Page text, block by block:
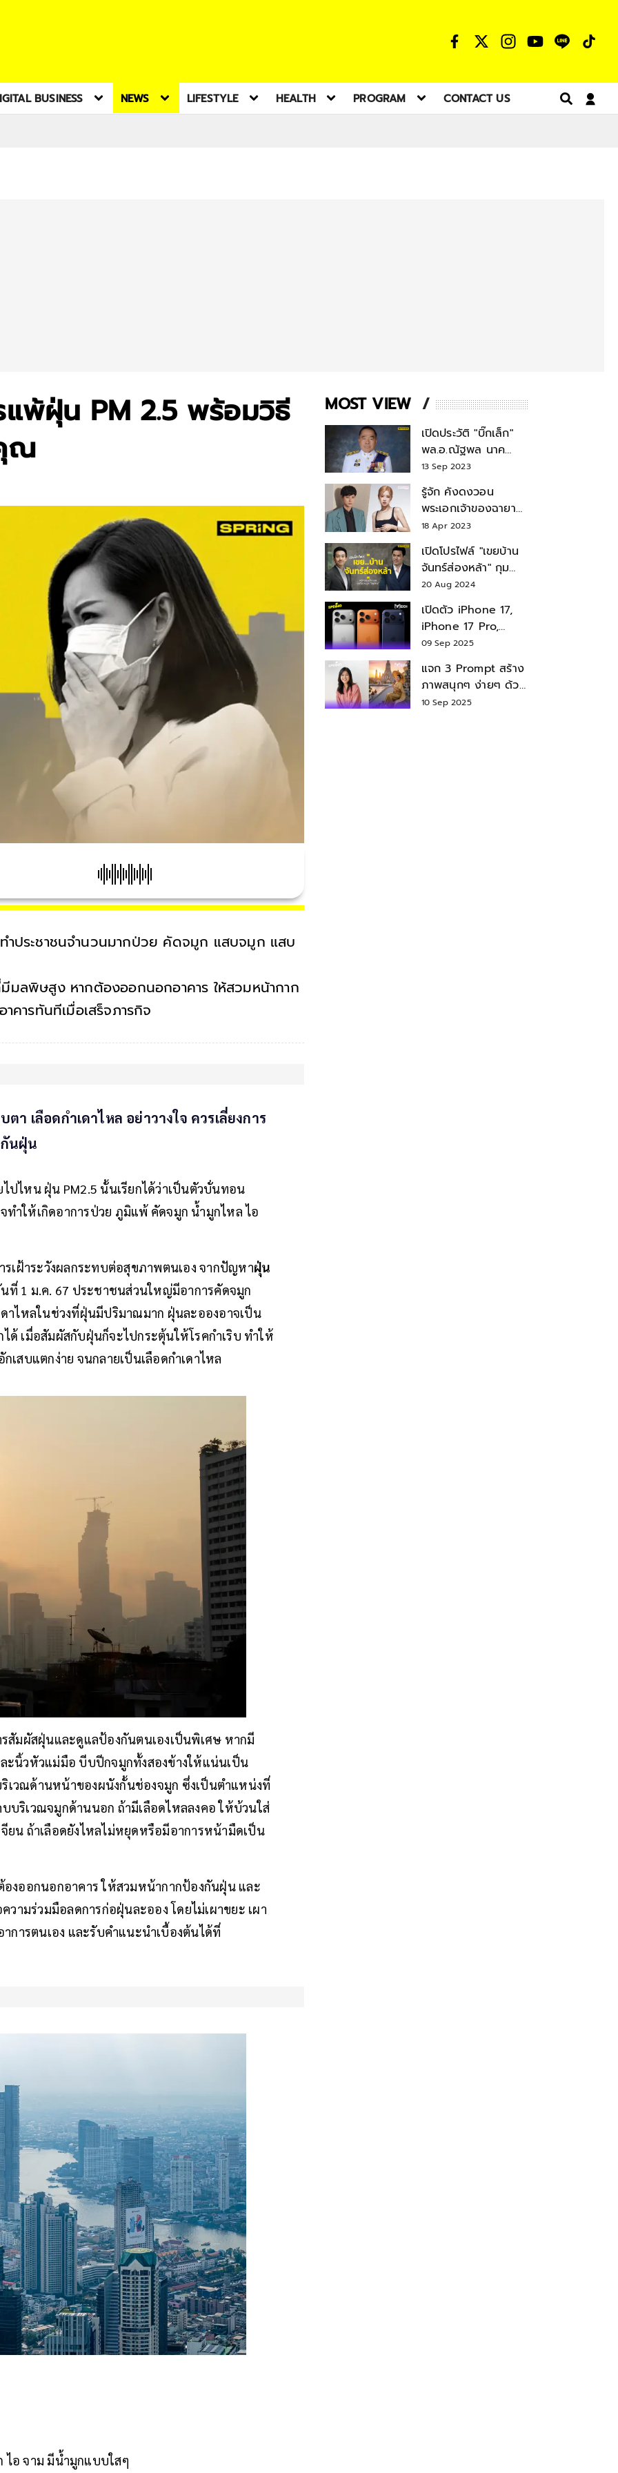
BUSINESS NEWS LIFESTYLE HEALTH PROGRAM CONTACT US
พ้ฝุ่น PM 2.5 พร้อมวิธี
ณ
ประชาชนจำนวนมากป่วย คัดจมูก แสบจมูก แสบ
มลพิษสูง หากต้องออกนอกอาคาร ให้สวมหน้ากาก
คารทันทีเมื่อเสร็จภารกิจ
เลือดกำเดาไหล อย่าวางใจ ควรเลี่ยงการ
นฝุ่น
ปไหน ฝุ่น PM2.5 นั้นเรียกได้ว่าเป็นตัวบั่นทอน
ำให้เกิดอาการป่วย ภูมิแพ้ คัดจมูก น้ำมูกไหล ไอ
รเฝ้าระวังผลกระทบต่อสุขภาพตนเอง จากปัญหาฝุ่น
ที่ 1 ม.ค. 67 ประชาชนส่วนใหญ่มีอาการคัดจมูก
าไหลในช่วงที่ฝุ่นมีปริมาณมาก ฝุ่นละอองอาจเป็น
ด้ เมื่อสัมผัสกับฝุ่นก็จะไปกระตุ้นให้โรคกำเริบ ทำให้
เสบแตกง่าย จนกลายเป็นเลือดกำเดาไหล
สัมผัสฝุ่นและดูแลป้องกันตนเองเป็นพิเศษ หากมี
ะนิ้วหัวแม่มือ บีบปีกจมูกทั้งสองข้างให้แน่นเป็น
เวณด้านหน้าของผนังกั้นช่องจมูก ซึ่งเป็นตำแหน่งที่
บริเวณจมูกด้านนอก ถ้ามีเลือดไหลลงคอ ให้บ้วนใส่
ยน ถ้าเลือดยังไหลไม่หยุดหรือมีอาการหน้ามืดเป็น
งออกนอกอาคาร ให้สวมหน้ากากป้องกันฝุ่น และ
ามร่วมมือลดการก่อฝุ่นละออง โดยไม่เผาขยะ เผา
การตนเอง และรับคำแนะนำเบื้องต้นได้ที่
อ จาม มีน้ำมูกแบบใสๆ
MOST VIEW
เปิดประวัติ "บิ๊กเล็ก"
พล.อ.ณัฐพล นาค
พาณิชย์ จากเลขาฯ
สมช.-เลขาฯ
รมว.กลาโหม
13 Sep 2023
รู้จัก คังดงวอน
พระเอกเจ้าของฉายา
สมบัติแห่งชาติ หลังมี
18 Apr 2023
เปิดโปรไฟล์ "เขยบ้าน
จันทร์ส่องหล้า" กุม
บังเหียนธุรกิจตระกูล
"ชินวัตร"
20 Aug 2024
เปิดตัว iPhone 17,
iPhone 17 Pro,
iPhone 17 Air สเปค
09 Sep 2025
แจก 3 Prompt สร้าง
ภาพสนุกๆ ง่ายๆ ด้วย
Nano Banana ใน
10 Sep 2025